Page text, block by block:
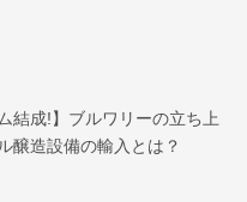
結成!】ブルワリーの立ち上
醸造設備の輸入とは？